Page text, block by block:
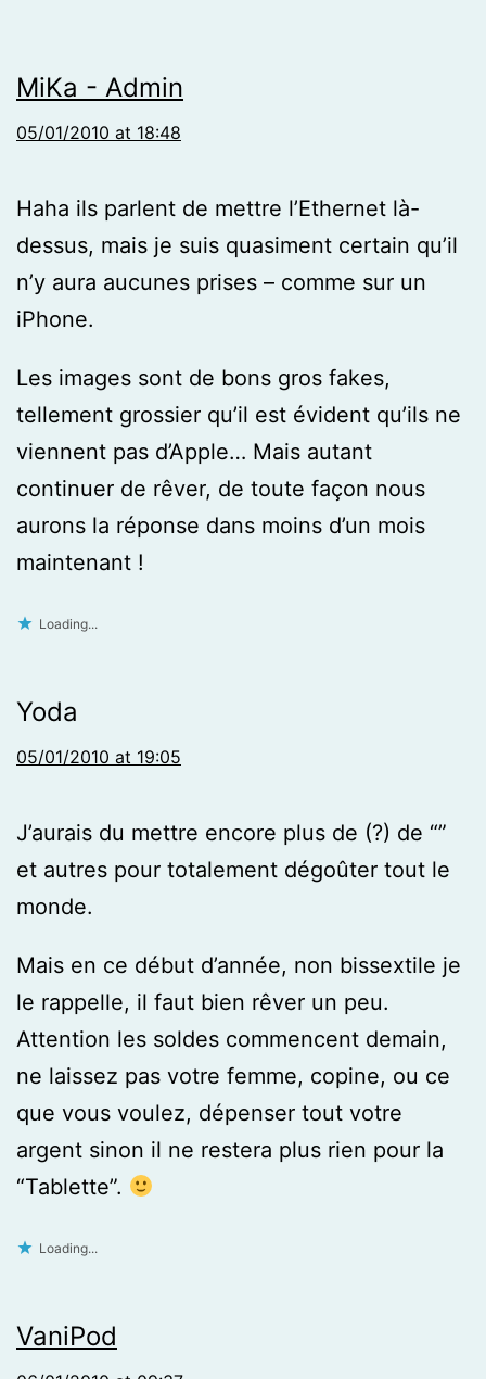
MiKa - Admin
05/01/2010 at 18:48
Haha ils parlent de mettre l’Ethernet là-
dessus, mais je suis quasiment certain qu’il
n’y aura aucunes prises – comme sur un
iPhone.
Les images sont de bons gros fakes,
tellement grossier qu’il est évident qu’ils ne
viennent pas d’Apple… Mais autant
continuer de rêver, de toute façon nous
aurons la réponse dans moins d’un mois
maintenant !
Loading...
Yoda
05/01/2010 at 19:05
J’aurais du mettre encore plus de (?) de “”
et autres pour totalement dégoûter tout le
monde.
Mais en ce début d’année, non bissextile je
le rappelle, il faut bien rêver un peu.
Attention les soldes commencent demain,
ne laissez pas votre femme, copine, ou ce
que vous voulez, dépenser tout votre
argent sinon il ne restera plus rien pour la
“Tablette”.
Loading...
VaniPod